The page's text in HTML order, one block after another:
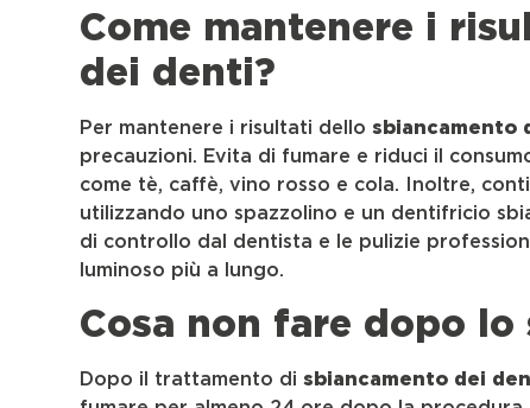
Come mantenere i
dei denti?
Per mantenere i risultati dellosbiancamento
precauzioni. Evita di fumare e riduci il
come tè, caffè, vino rosso e cola. Inoltre,
utilizzando uno spazzolino e un dentifricio
di controllo dal dentista e le pulizie
luminoso più a lungo.
Cosa non fare dopo
Dopo il trattamento disbiancamento dei